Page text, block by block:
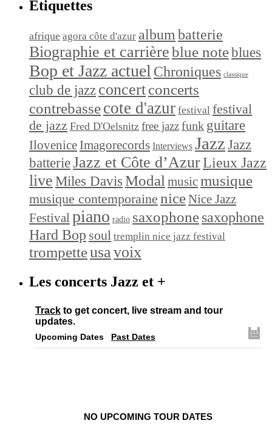
Étiquettes
afrique agora côte d'azur album batterie
Biographie et carrièreblue noteblues
Bop et Jazz actuel Chroniques classique
club de jazz concertconcerts
contrebassecote d'azur festival festival
de jazz Fred D'Oelsnitz free jazzfunk guitare
Ilovenice Imagorecords Interviews Jazz Jazz
batterieJazz et Côte d’AzurLieux Jazz
live Miles Davis Modal musicmusique
musique contemporaine niceNice Jazz
Festival piano radio saxophonesaxophone
Hard Bop soul tremplin nice jazz festival
trompetteusa voix
Les concerts Jazz et +
Track to get concert, live stream and tour
updates.
Upcoming Dates Past Dates
NO UPCOMING TOUR DATES